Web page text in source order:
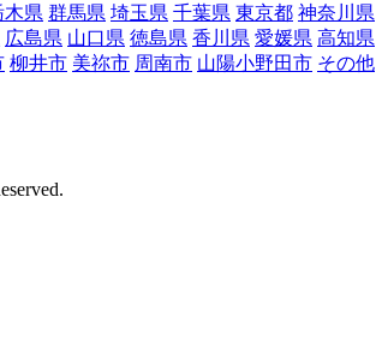
木県 群馬県 埼玉県 千葉県 東京都 神奈川県
広島県 山口県 徳島県 香川県 愛媛県 高知県
柳井市 美祢市 周南市 山陽小野田市 その他